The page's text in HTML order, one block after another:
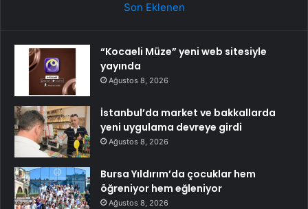
Son Eklenen
“Kocaeli Müze” yeni web sitesiyle
yayında
Ağustos 8, 2026
İstanbul’da market ve bakkallarda
yeni uygulama devreye girdi
Ağustos 8, 2026
Bursa Yıldırım’da çocuklar hem
öğreniyor hem eğleniyor
Ağustos 8, 2026